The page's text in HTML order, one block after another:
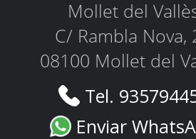
Mollet del
C/ Rambla Nova,
08100 Mollet del
Tel.
Enviar